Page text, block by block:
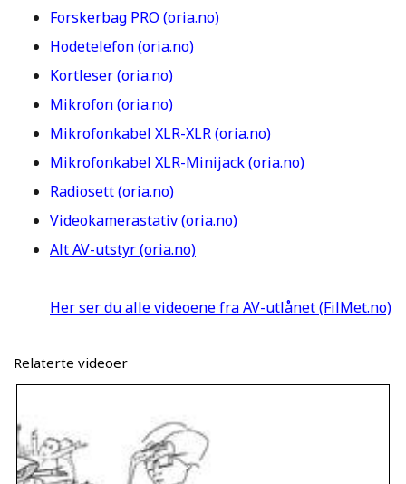
Forskerbag PRO (oria.no)
Hodetelefon (oria.no)
Kortleser (oria.no)
Mikrofon (oria.no)
Mikrofonkabel XLR-XLR (oria.no)
Mikrofonkabel XLR-Minijack (oria.no)
Radiosett (oria.no)
Videokamerastativ (oria.no)
Alt AV-utstyr (oria.no)
Her ser du alle videoene fra AV-utlånet (FilMet.no)
Relaterte videoer